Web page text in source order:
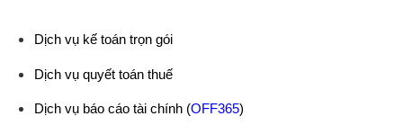
Dịch vụ kế toán trọn gói
Dịch vụ quyết toán thuế
Dịch vụ báo cáo tài chính (OFF365)